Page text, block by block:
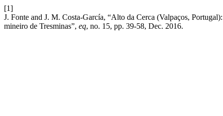
[1]
J. Fonte and J. M. Costa-García, “Alto da Cerca (Valpaços,
mineiro de Tresminas”, eq, no. 15, pp. 39-58, Dec. 2016.